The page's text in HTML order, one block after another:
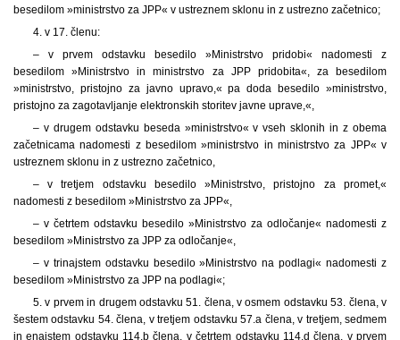
besedilom »ministrstvo za JPP« v ustreznem sklonu in z ustrezno začetnico;
4. v 17. členu:
– v prvem odstavku besedilo »Ministrstvo pridobi« nadomesti z
besedilom »Ministrstvo in ministrstvo za JPP pridobita«, za besedilom
»ministrstvo, pristojno za javno upravo,« pa doda besedilo »ministrstvo,
pristojno za zagotavljanje elektronskih storitev javne uprave,«,
– v drugem odstavku beseda »ministrstvo« v vseh sklonih in z obema
začetnicama nadomesti z besedilom »ministrstvo in ministrstvo za JPP« v
ustreznem sklonu in z ustrezno začetnico,
– v tretjem odstavku besedilo »Ministrstvo, pristojno za promet,«
nadomesti z besedilom »Ministrstvo za JPP«,
– v četrtem odstavku besedilo »Ministrstvo za odločanje« nadomesti z
besedilom »Ministrstvo za JPP za odločanje«,
– v trinajstem odstavku besedilo »Ministrstvo na podlagi« nadomesti z
besedilom »Ministrstvo za JPP na podlagi«;
5. v prvem in drugem odstavku 51. člena, v osmem odstavku 53. člena, v
šestem odstavku 54. člena, v tretjem odstavku 57.a člena, v tretjem, sedmem
in enajstem odstavku 114.b člena, v četrtem odstavku 114.d člena, v prvem